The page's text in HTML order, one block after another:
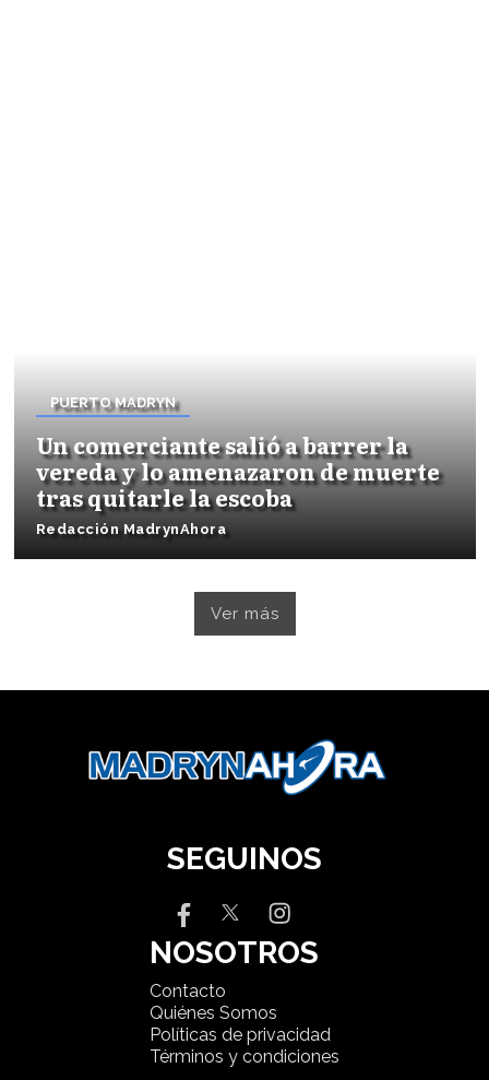
PUERTO MADRYN
Un comerciante salió a barrer la
vereda y lo amenazaron de muerte
tras quitarle la escoba
Redacción MadrynAhora
Ver más
SEGUINOS
NOSOTROS
Contacto
Quiénes Somos
Políticas de privacidad
Términos y condiciones